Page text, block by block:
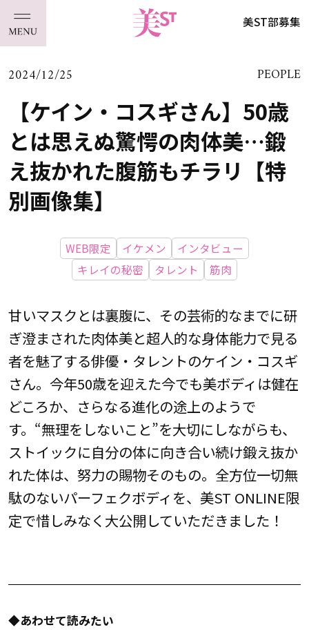
美ST部募集
2024/12/25 PEOPLE
【ケイン・コスギさん】50歳
とは思えぬ驚愕の肉体美…鍛
え抜かれた腹筋もチラリ【特
別画像集】
WEB限定 イケメン
インタビュー
キレイの秘密
タレント 筋肉
甘いマスクとは裏腹に、その芸術的なまでに研
ぎ澄まされた肉体美と超人的な身体能力で見る
者を魅了する俳優・タレントのケイン・コスギ
さん。今年50歳を迎えた今でも美ボディは健在
どころか、さらなる進化の途上のようで
す。“無理をしないこと”を大切にしながらも、
ストイックに自分の体に向き合い続け鍛え抜か
れた体は、努力の賜物そのもの。全方位一切無
駄のないパーフェクボディを、美ST ONLINE限
定で惜しみなく大公開していただきました！
◆あわせて読みたい